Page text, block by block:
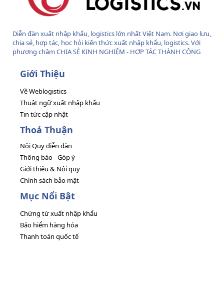
Diễn đàn xuất nhập khẩu, logistics lớn nhất Việt Nam. Nơi giao lưu,
chia sẻ, hợp tác, học hỏi kiến thức xuất nhập khẩu, logistics. Với
phương châm CHIA SẺ KINH NGHIỆM - HỢP TÁC THÀNH CÔNG
Giới Thiệu
Về Weblogistics
Thuật ngữ xuất nhập khẩu
Tin tức cập nhật
Thoả Thuận
Nội Quy diễn đàn
Thông báo - Góp ý
Giới thiệu & Nội quy
Chính sách bảo mật
Mục Nổi Bật
Chứng từ xuất nhập khẩu
Bảo hiểm hàng hóa
Thanh toán quốc tế